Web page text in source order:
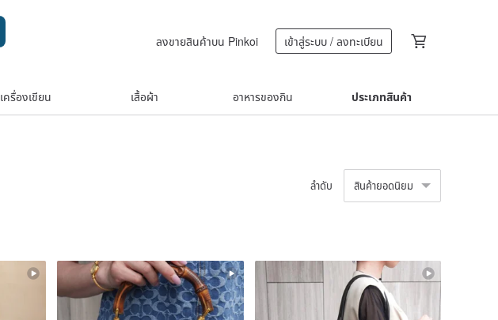
ลงขายสินค้าบน Pinkoi เข้าสู่ระบบ / ลงทะเบียน
เครื่องเขียน เสื้อผ้า อาหารของกิน ประเภทสินค้า
ลำดับ สินค้ายอดนิยม